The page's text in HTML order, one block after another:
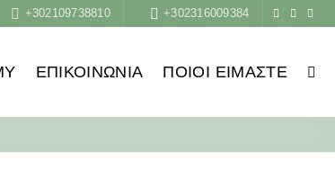
+302109738810 +302316009384
ΕΠΙΚΟΙΝΩΝΙΑ ΠΟΙΟΙ ΕΊΜΑΣΤΕ